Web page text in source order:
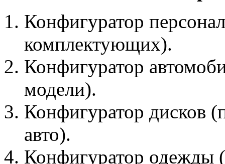
Конфигуратор
комплектующих).
Конфигуратор
модели).
Конфигуратор дисков
авто).
Конфигуратор одежды